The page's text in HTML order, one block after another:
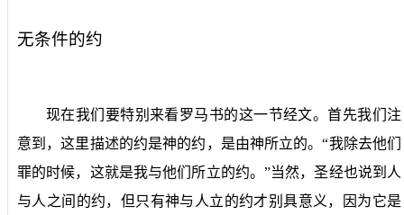
无条件的约
现在我们要特别来看罗马书的这一节经文。首先我们注
意到，这里描述的约是神的约，是由神所立的。“我除去他们
罪的时候，这就是我与他们所立的约。”当然，圣经也说到人
与人之间的约，但只有神与人立的约才别具意义，因为它是